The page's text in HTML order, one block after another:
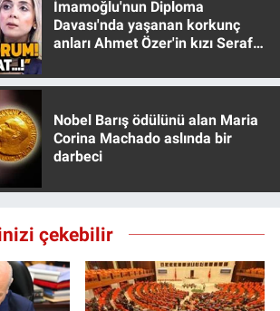
İmamoğlu'nun Diploma
Davası'nda yaşanan korkunç
anları Ahmet Özer'in kızı Seraf
Nobel Barış ödülünü alan Maria
Corina Machado aslında bir
darbeci
çekebilir